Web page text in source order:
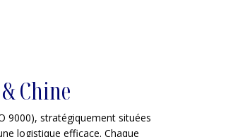
Chine
9000), stratégiquement situées
logistique efficace. Chaque